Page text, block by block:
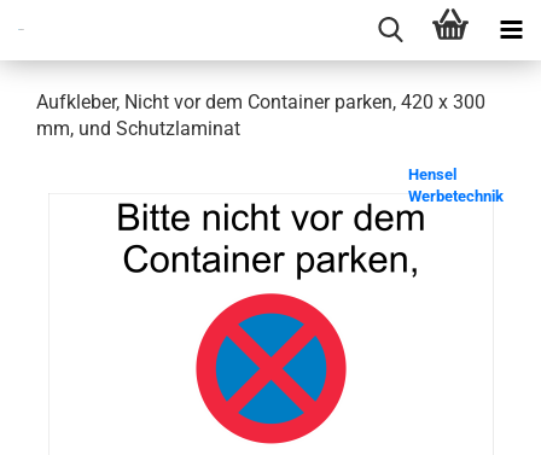
Aufkleber, Nicht vor dem Container parken, 420 x 300
mm, und Schutzlaminat
Hensel
Werbetechnik